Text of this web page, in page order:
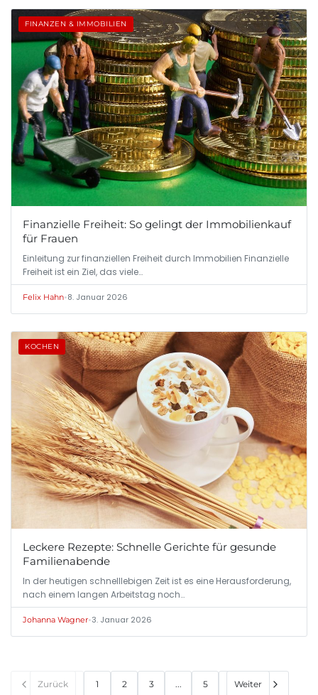
FINANZEN & IMMOBILIEN
Finanzielle Freiheit: So gelingt der Immobilienkauf
für Frauen
Einleitung zur finanziellen Freiheit durch Immobilien Finanzielle
Freiheit ist ein Ziel, das viele…
Felix Hahn•8. Januar 2026
KOCHEN
Leckere Rezepte: Schnelle Gerichte für gesunde
Familienabende
In der heutigen schnelllebigen Zeit ist es eine Herausforderung,
nach einem langen Arbeitstag noch…
Johanna Wagner•3. Januar 2026
Zurück 1 2 3 ... 5 Weiter